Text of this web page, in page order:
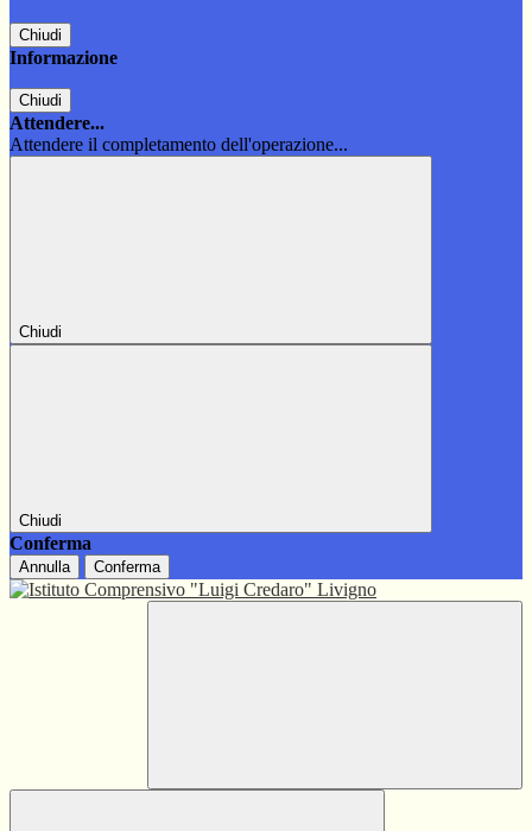
Chiudi
Informazione
Chiudi
Attendere...
Attendere il completamento dell'operazione...
Chiudi
Chiudi
Conferma
Annulla Conferma